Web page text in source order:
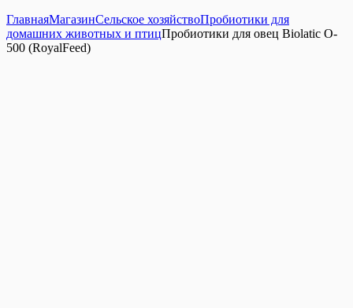
ГлавнаяМагазинСельское хозяйствоПробиотики для
домашних животных и птицПробиотики для овец Biolatic O-
500 (RoyalFeed)